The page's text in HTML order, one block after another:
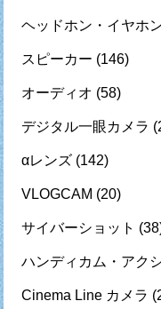
ヘッドホン・イヤホ
スピーカー (146)
オーディオ (58)
デジタル一眼カメラ
αレンズ (142)
VLOGCAM (20)
サイバーショット
ハンディカム・アク
Cinema Line カメラ